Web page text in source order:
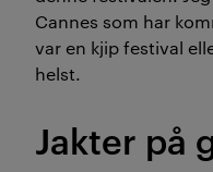
Cannes som har
var en kjip festival
helst.
Jakter på